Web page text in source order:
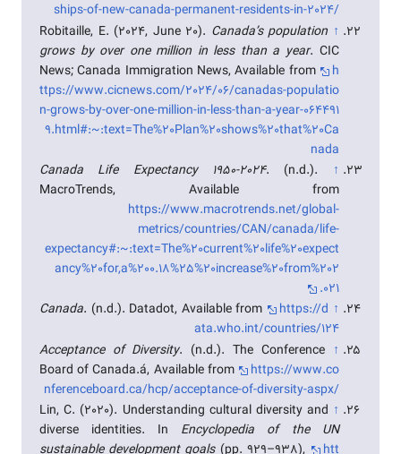
ships-of-new-canada-permanent-residents-in-2024/
↑
Robitaille, E. (2024, June 20). Canada’s population
grows by over one million in less than a year. CIC
News; Canada Immigration News, Available from
h
ttps://www.cicnews.com/2024/06/canadas-populatio
n-grows-by-over-one-million-in-less-than-a-year-064491
9.html#:~:text=The%20Plan%20shows%20that%20Ca
nada
↑
Canada Life Expectancy 1950-2024. (n.d.).
MacroTrends, Available from
https://www.macrotrends.net/global-
metrics/countries/CAN/canada/life-
expectancy#:~:text=The%20current%20life%20expect
ancy%20for,a%200.18%25%20increase%20from%202
021.
↑
Canada. (n.d.). Datadot, Available from
https://d
ata.who.int/countries/124
↑
Acceptance of Diversity. (n.d.). The Conference
Board of Canada.á, Available from
https://www.co
nferenceboard.ca/hcp/acceptance-of-diversity-aspx/
↑
Lin, C. (2020). Understanding cultural diversity and
diverse identities. In Encyclopedia of the UN